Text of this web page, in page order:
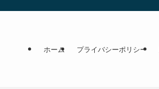
ホーム プライバシーポリシー